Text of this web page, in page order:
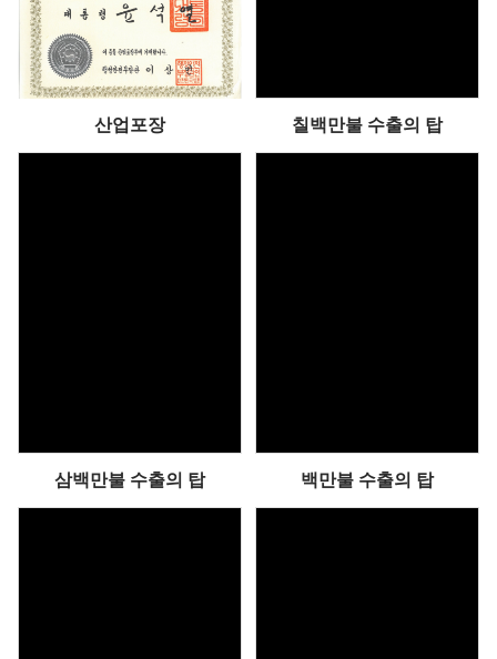
산업포장 칠백만불 수출의 탑
삼백만불 수출의 탑 백만불 수출의 탑